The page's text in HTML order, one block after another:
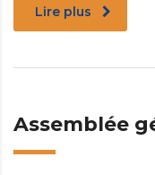
Lire plus
Assemblée